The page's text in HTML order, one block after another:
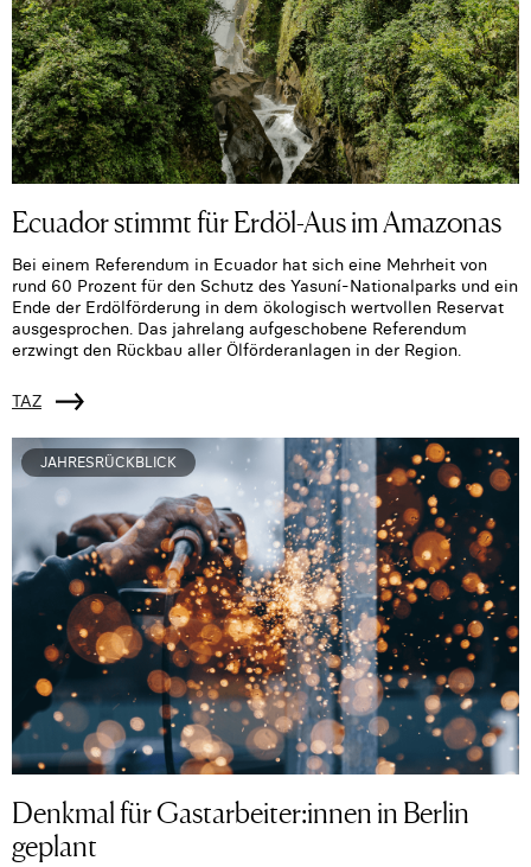
Ecuador stimmt für Erdöl-Aus im Amazonas
Bei einem Referendum in Ecuador hat sich eine Mehrheit von
rund 60 Prozent für den Schutz des Yasuní-Nationalparks und ein
Ende der Erdölförderung in dem ökologisch wertvollen Reservat
ausgesprochen. Das jahrelang aufgeschobene Referendum
erzwingt den Rückbau aller Ölförderanlagen in der Region.
TAZ
JAHRESRÜCKBLICK
Denkmal für Gastarbeiter:innen in Berlin
geplant